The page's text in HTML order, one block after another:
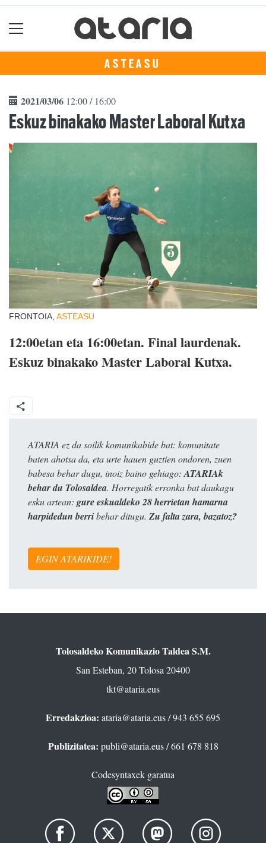
ASTEASU
2021/03/06 12:00 / 16:00
Eskuz binakako Master Laboral Kutxa
FRONTOIA, ASTEASU
12:00etan eta 16:00etan. Final laurdenak.
Eskuz binakako Master Laboral Kutxa.
ATARIA ez da soilik komunikabide bat: komunitate
baten ahotsa da, eta urte hauen guztien ondoren, zuen
babesa behar dugu, inoiz baino gehiago: ATARIAk
behar du Tolosaldea. Horregatik erronka bat daukagu
esku artean: gure eskualdeko 28 herrietan hamarna
harpidedun berribehar ditugu. Zu falta zara, bazatoz?
EGIN ATARIKIDE!
Tolosaldeko Komunikazio Taldea S.M.
San Esteban, 20 Tolosa 20400
tkt@ataria.eus
Erredakzioa: ataria@ataria.eus/ 943 655 695
Publizitatea: publi@ataria.eus/ 661 678 818
Codesyntaxek garatua